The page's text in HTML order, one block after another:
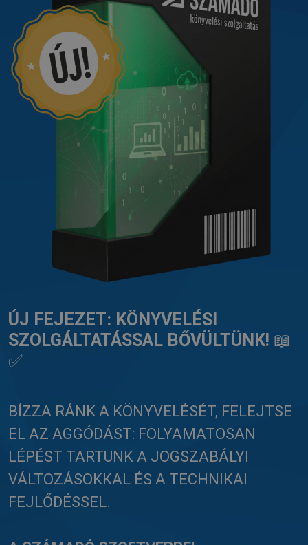
ÚJ FEJEZET: KÖNYVELÉSI
SZOLGÁLTATÁSSAL BŐVÜLTÜNK! 📖
✅
BÍZZA RÁNK A KÖNYVELÉSÉT, FELEJTSE
EL AZ AGGÓDÁST: FOLYAMATOSAN
LÉPÉST TARTUNK A JOGSZABÁLYI
VÁLTOZÁSOKKAL ÉS A TECHNIKAI
FEJLŐDÉSSEL.